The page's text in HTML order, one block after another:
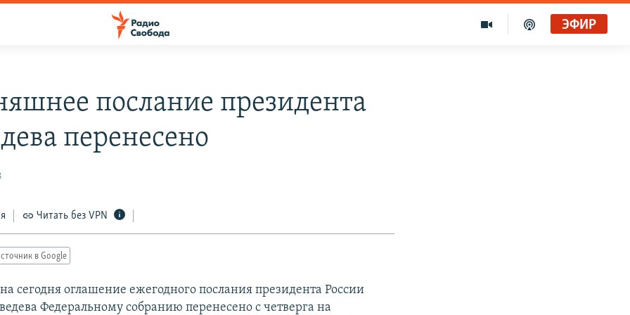
ЭФИР
послание президента
перенесено
Читать без VPN
в Google
сегодня оглашение ежегодного послания президента России
Федеральному собранию перенесено с четверга на